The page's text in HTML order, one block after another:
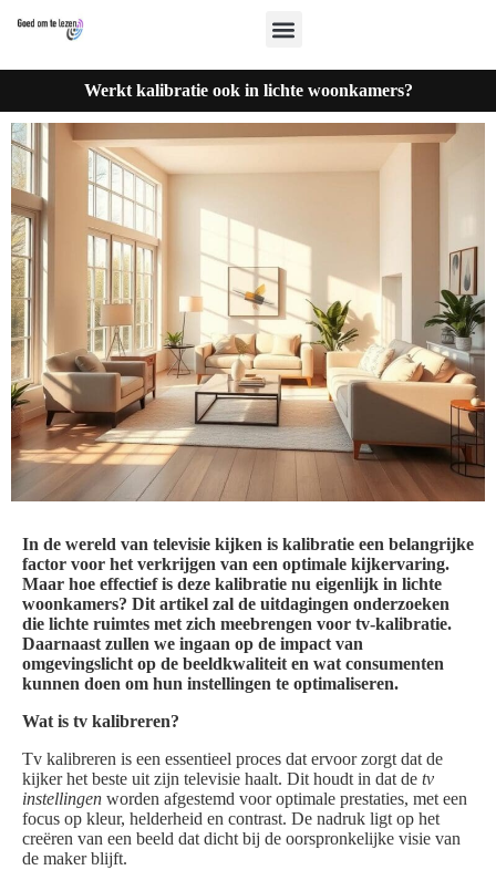
Werkt kalibratie ook in lichte woonkamers?
In de wereld van televisie kijken is kalibratie een belangrijke
factor voor het verkrijgen van een optimale kijkervaring.
Maar hoe effectief is deze kalibratie nu eigenlijk in lichte
woonkamers? Dit artikel zal de uitdagingen onderzoeken
die lichte ruimtes met zich meebrengen voor tv-kalibratie.
Daarnaast zullen we ingaan op de impact van
omgevingslicht op de beeldkwaliteit en wat consumenten
kunnen doen om hun instellingen te optimaliseren.
Wat is tv kalibreren?
Tv kalibreren is een essentieel proces dat ervoor zorgt dat de
kijker het beste uit zijn televisie haalt. Dit houdt in dat de tv
instellingen worden afgestemd voor optimale prestaties, met een
focus op kleur, helderheid en contrast. De nadruk ligt op het
creëren van een beeld dat dicht bij de oorspronkelijke visie van
de maker blijft.